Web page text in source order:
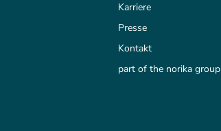
Karriere
Presse
Kontakt
part of the norika group